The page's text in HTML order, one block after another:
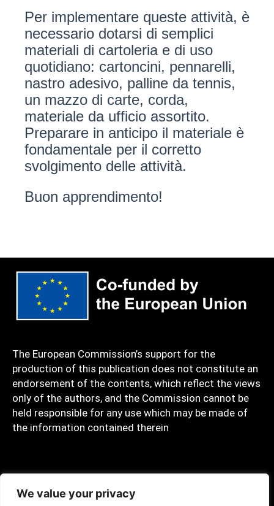
We value your privacy
Per implementare queste attività, è
necessario dotarsi di semplici
materiali di cartoleria e di uso
quotidiano: cartoncini, pennarelli,
nastro adesivo, palline da tennis,
un mazzo di carte, corda,
materiale da ufficio assortito.
Preparare in anticipo il materiale è
fondamentale per il corretto
svolgimento delle attività.
Buon apprendimento!
The European Commission’s support for the
production of this publication does not constitute an
endorsement of the contents, which reflect the views
only of the authors, and the Commission cannot be
held responsible for any use which may be made of
the information contained therein